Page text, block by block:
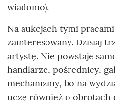
wiadomo).
Na aukcjach tymi
zainteresowany. Dzisiaj
artystę. Nie powstaje
handlarze, pośrednicy,
mechanizmy, bo na
uczę również o obrotach